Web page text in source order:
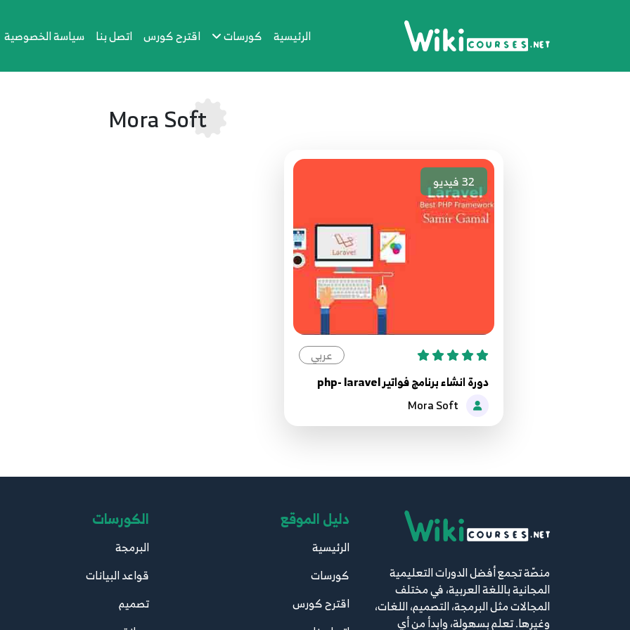
الرئيسية كورسات اقترح كورس اتصل بنا سياسة الخصوصية
Mora Soft
32فيديو
عربي
دورة انشاء برنامج فواتير php- laravel
منصّة تجمع أفضل الدورات التعليمية
المجانية باللغة العربية، في مختلف
المجالات مثل البرمجة، التصميم، اللغات،
وغيرها. تعلم بسهولة، وابدأ من أي
دليل الموقع
الرئيسية
كورسات
اقترح كورس
الكورسات
البرمجة
قواعد البيانات
تصميم